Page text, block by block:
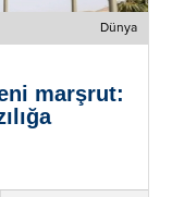
Dünya
marşrut: